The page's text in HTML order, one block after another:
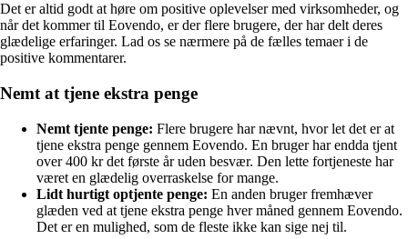
Det er altid godt at høre om positive oplevelser med virksomheder, og
når det kommer til Eovendo, er der flere brugere, der har delt deres
glædelige erfaringer. Lad os se nærmere på de fælles temaer i de
positive kommentarer.
Nemt at tjene ekstra penge
Nemt tjente penge: Flere brugere har nævnt, hvor let det er at
tjene ekstra penge gennem Eovendo. En bruger har endda tjent
over 400 kr det første år uden besvær. Den lette fortjeneste har
været en glædelig overraskelse for mange.
Lidt hurtigt optjente penge: En anden bruger fremhæver
glæden ved at tjene ekstra penge hver måned gennem Eovendo.
Det er en mulighed, som de fleste ikke kan sige nej til.